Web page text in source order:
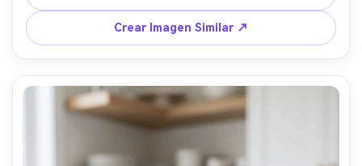
lente macro 100mm, f/2.8, detalle nítido en las uvas
delanteras, gradación de color natural, fotografía de
alimentos de alta gama --ar 4:5
Crear Imagen Similar ↗